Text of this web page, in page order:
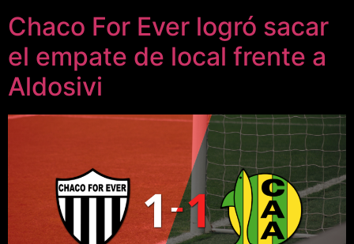
Chaco For Ever logró sacar
el empate de local frente a
Aldosivi